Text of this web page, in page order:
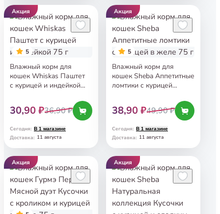
Акция
5
Влажный корм для
кошек Whiskas Паштет
с курицей и индейкой
30,90 ₽36,90 ₽
Сегодня: В 1 магазине
Доставка: 11 августа
Акция
5
Влажный корм для
кошек Sheba Аппетитные
ломтики с курицей
38,90 ₽49,90 ₽
Сегодня: В 1 магазине
Доставка: 11 августа
Акция Акция